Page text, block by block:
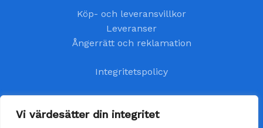
Vi värdesätter din integritet
Köp- och leveransvillkor
Leveranser
Ångerrätt och reklamation
Integritetspolicy
Kundtjänst